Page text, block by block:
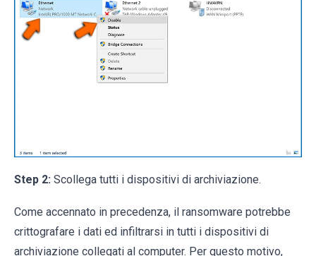
Step 2: Scollega tutti i dispositivi di archiviazione.
Come accennato in precedenza, il ransomware potrebbe
crittografare i dati ed infiltrarsi in tutti i dispositivi di
archiviazione collegati al computer. Per questo motivo,